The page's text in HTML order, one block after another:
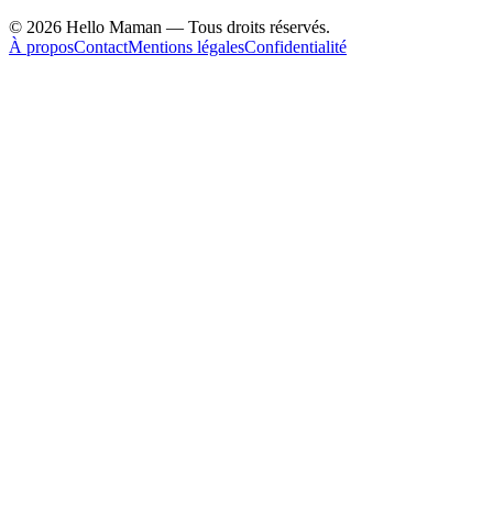
© 2026 Hello Maman — Tous droits réservés.
À proposContactMentions légalesConfidentialité